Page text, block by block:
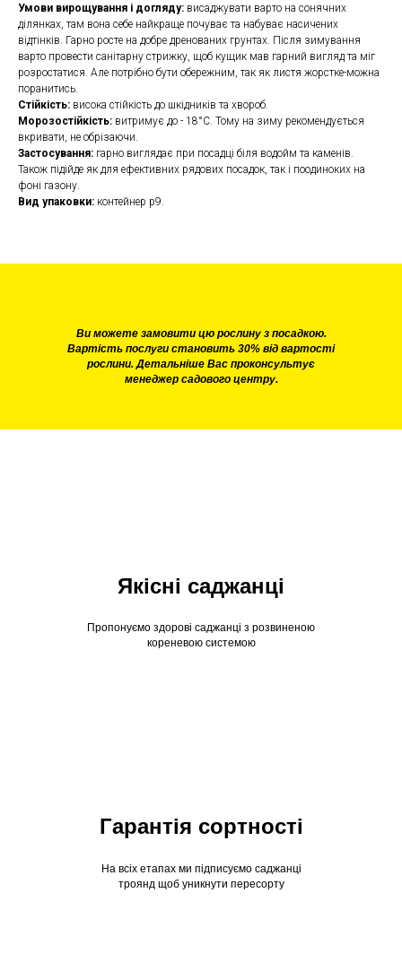
Умови вирощування і догляду: висаджувати варто на сонячних
ділянках, там вона себе найкраще почуває та набуває насичених
відтінків. Гарно росте на добре дренованих грунтах. Після зимування
варто провести санітарну стрижку, щоб кущик мав гарний вигляд та міг
розростатися. Але потрібно бути обережним, так як листя жорстке-можна
поранитись.
Стійкість: висока стійкість до шкідників та хвороб.
Морозостійкість: витримує до - 18°С. Тому на зиму рекомендується
вкривати, не обрізаючи.
Застосування: гарно виглядає при посадці біля водойм та каменів.
Також підійде як для ефективних рядових посадок, так і поодиноких на
фоні газону.
Вид упаковки: контейнер р9.
Ви можете замовити цю рослину з посадкою.
Вартість послуги становить 30% від вартості
рослини. Детальніше Вас проконсультує
менеджер садового центру.
Пропонуємо здорові саджанці з розвиненою
кореневою системою
На всіх етапах ми підписуємо саджанці
троянд щоб уникнути пересорту
Якісні саджанці
Гарантія сортності